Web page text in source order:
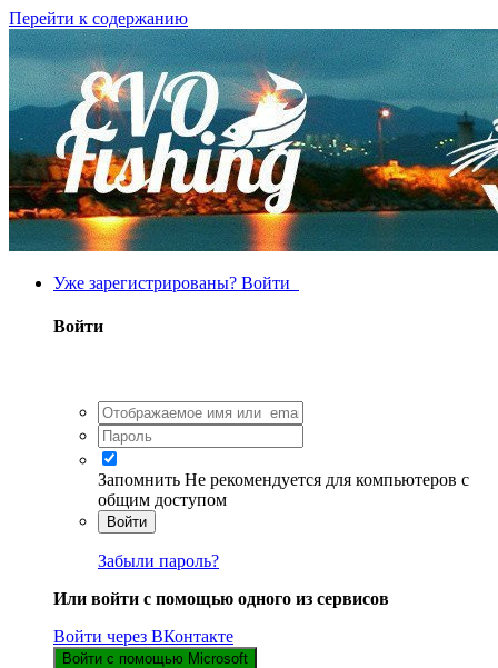
Перейти к содержанию
Уже зарегистрированы? Войти
Войти
Запомнить Не рекомендуется для компьютеров с
общим доступом
Войти
Забыли пароль?
Или войти с помощью одного из сервисов
Войти через ВКонтакте
Войти с помощью Microsoft